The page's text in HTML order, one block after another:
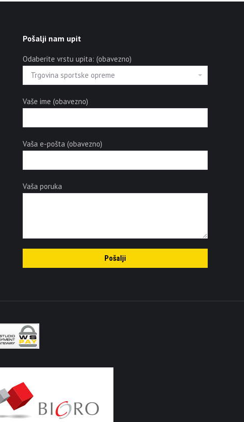
Pošalji nam upit
Odaberite vrstu upita: (obavezno)
Vaše ime (obavezno)
Vaša e-pošta (obavezno)
Vaša poruka